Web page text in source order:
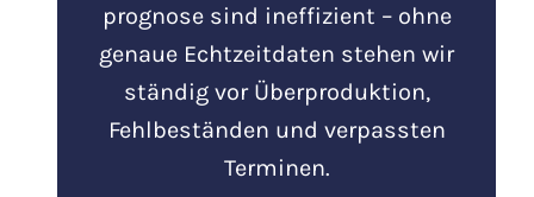
prognose sind ineffizient – ohne
genaue Echtzeitdaten stehen wir
ständig vor Überproduktion,
Fehlbeständen und verpassten
Terminen.